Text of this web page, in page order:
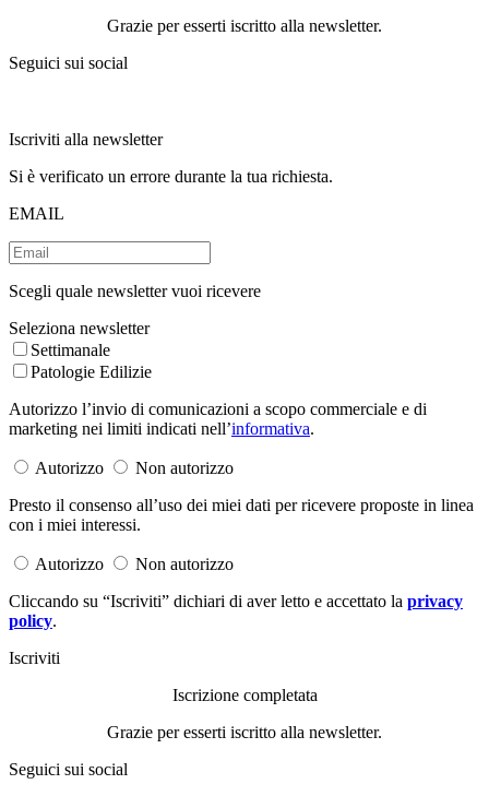
Grazie per esserti iscritto alla newsletter.
Seguici sui social
Iscriviti alla newsletter
Si è verificato un errore durante la tua richiesta.
EMAIL
Scegli quale newsletter vuoi ricevere
Seleziona newsletter
Settimanale
Patologie Edilizie
Autorizzo l’invio di comunicazioni a scopo commerciale e di
marketing nei limiti indicati nell’informativa.
Autorizzo
Non autorizzo
Presto il consenso all’uso dei miei dati per ricevere proposte in linea
con i miei interessi.
Autorizzo
Non autorizzo
Cliccando su “Iscriviti” dichiari di aver letto e accettato la privacy
policy.
Iscriviti
Iscrizione completata
Grazie per esserti iscritto alla newsletter.
Seguici sui social